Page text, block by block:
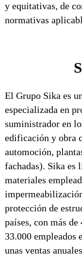
y equitativas, de
normativas
El Grupo Sika es
especializada en
suministrador en
edificación y obra
automoción,
fachadas). Sika es
materiales
protección de
países, con más
33.000 empleados
unas ventas